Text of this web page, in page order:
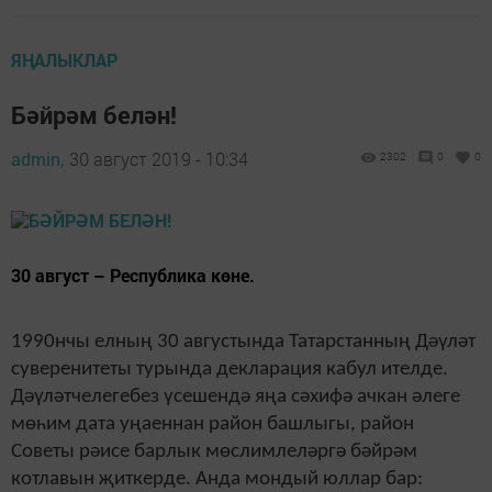
ЯҢАЛЫКЛАР
Бәйрәм белән!
admin, 30 август 2019 - 10:34 2302 0 0
30 август – Республика көне.
1990нчы елның 30 августында Татарстанның Дәүләт
суверенитеты турында декларация кабул ителде.
Дәүләтчелегебез үсешендә яңа сәхифә ачкан әлеге
мөһим дата уңаеннан район башлыгы, район
Советы рәисе барлык мөслимлеләргә бәйрәм
котлавын җиткерде. Анда мондый юллар бар: